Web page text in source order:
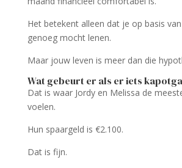
Het betekent alleen dat je op basis
genoeg mocht lenen.
Maar jouw leven is meer dan die
Wat gebeurt er als er iets
Dat is waar Jordy en Melissa de
voelen.
Hun spaargeld is €2.100.
Dat is fijn.